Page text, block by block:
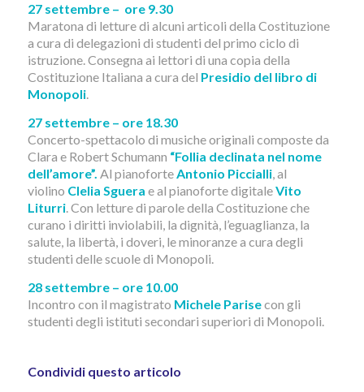
27 settembre – ore 9.30
Maratona di letture di alcuni articoli della Costituzione
a cura di delegazioni di studenti del primo ciclo di
istruzione. Consegna ai lettori di una copia della
Costituzione Italiana a cura del Presidio del libro di
Monopoli.
27 settembre – ore 18.30
Concerto-spettacolo di musiche originali composte da
Clara e Robert Schumann “Follia declinata nel nome
dell’amore”. Al pianoforteAntonio Piccialli, al
violino Clelia Sguera e al pianoforte digitaleVito
Liturri. Con letture di parole della Costituzione che
curano i diritti inviolabili, la dignità, l’eguaglianza, la
salute, la libertà, i doveri, le minoranze a cura degli
studenti delle scuole di Monopoli.
28 settembre – ore 10.00
Incontro con il magistrato Michele Parisecon gli
studenti degli istituti secondari superiori di Monopoli.
Condividi questo articolo